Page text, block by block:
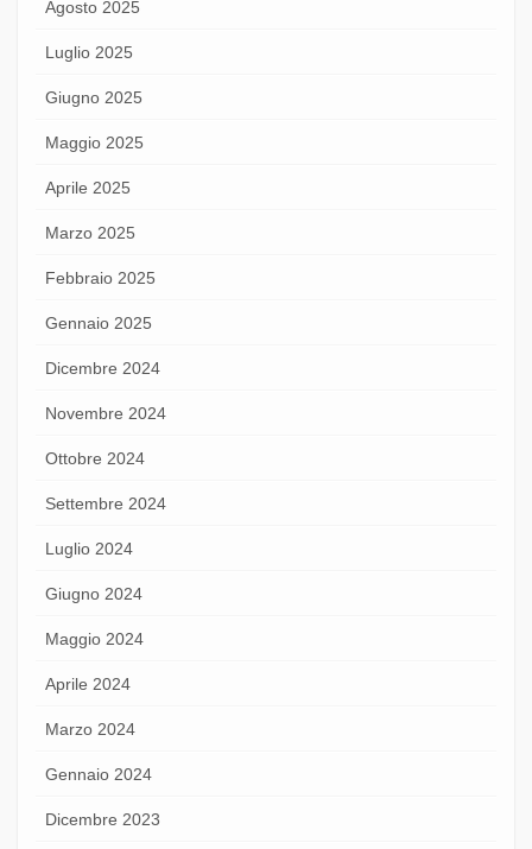
Agosto 2025
Luglio 2025
Giugno 2025
Maggio 2025
Aprile 2025
Marzo 2025
Febbraio 2025
Gennaio 2025
Dicembre 2024
Novembre 2024
Ottobre 2024
Settembre 2024
Luglio 2024
Giugno 2024
Maggio 2024
Aprile 2024
Marzo 2024
Gennaio 2024
Dicembre 2023